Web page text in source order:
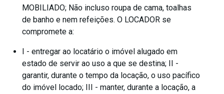
MOBILIADO; Não incluso roupa de cama, toalhas
de banho e nem refeições. O LOCADOR se
compromete a:
I - entregar ao locatário o imóvel alugado em
estado de servir ao uso a que se destina; II -
garantir, durante o tempo da locação, o uso pacífico
do imóvel locado; III - manter, durante a locação, a